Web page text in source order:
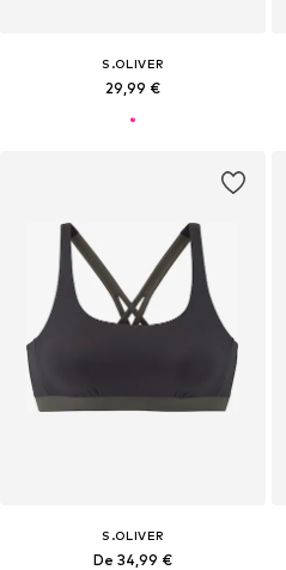
S.OLIVER
29,99 €
S.OLIVER
De 34,99 €